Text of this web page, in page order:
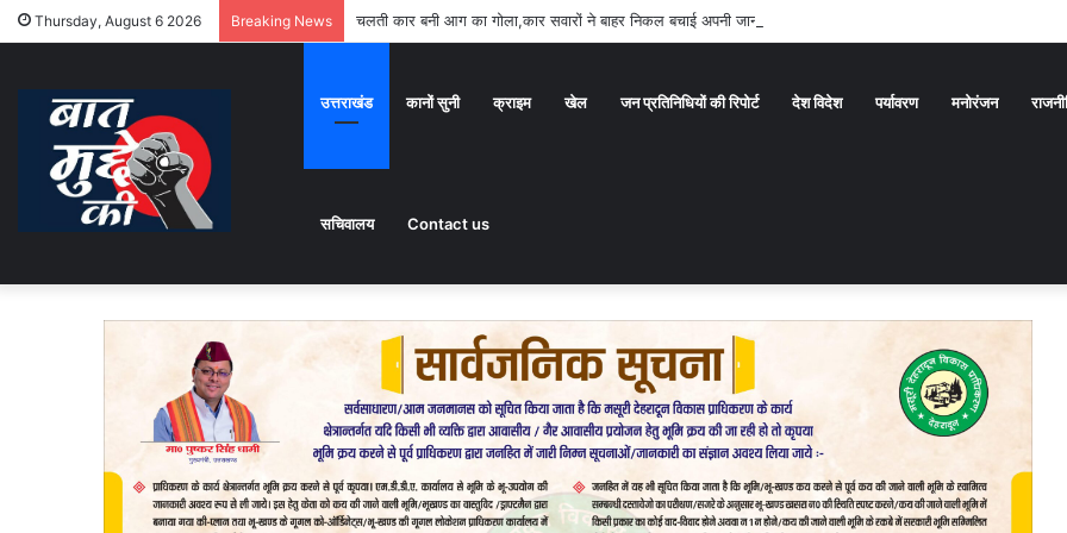
Thursday, August 6 2026 Breaking News चलती कार बनी आग का गोला,कार सवारों ने बाहर निकल बचाई अपनी जान
उत्तराखंड कानों सुनी क्राइम खेल जन प्रतिनिधियों की रिपोर्ट देश विदेश पर्यावरण मनोरंजन
सचिवालय Contact us